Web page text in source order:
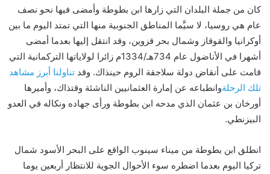
كان من جملة البلدان التي زارها ابن بطوطة وأمضى فيها نحو نصف
عام هي روسيا، لا سيَّما المناطق الجنوبية منها التي تمتد اليوم ما بين
أوكرانيا والقوقاز وشمال بحر قزوين، وقد انتقل إليها بعدما أمضى
أشهرا في الأناضول عام 734هـ/1334م زائرا لولاياتها التركمانية التي
قامت على أنقاض دولة سلاجقة الروم حينذاك. وقد تناولنا أبرز مشاهد
تلك الرحلةوانطباعه عن إمارة العثمانيين الناشئة وقتذاك، وأميرها
أورخان بن عثمان الذي مدحه ابن بطوطة ورأى جهاده ونكاله في العدو
البيزنطي.
انطلق ابن بطوطة من ميناء سينوب الواقع على البحر الأسود شمال
تركيا اليوم بعدما اضطره سوء الأحوال الجوية للانتظار أربعين يوما